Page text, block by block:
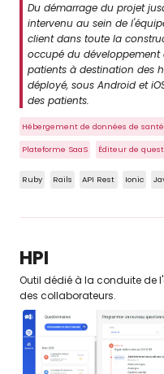
Du démarrage du projet
intervenu au sein de
client dans toute la
occupé du
patients à destination des
déployé, sous Android et
des patients.
Hébergement de données de santé
Plateforme SaaS Éditeur de
Ruby Rails API Rest Ionic
HPI
Outil dédié à la conduite de
des collaborateurs.